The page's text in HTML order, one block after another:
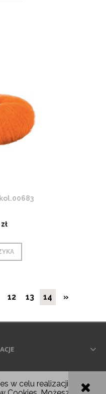
w celu realizacji
12 13 14 »